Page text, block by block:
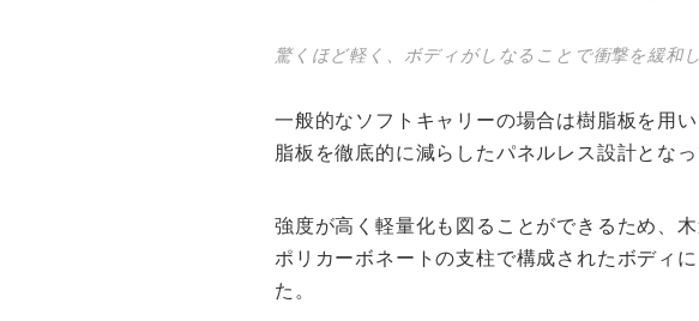
驚くほど軽く、ボディがしなることで衝撃を緩和
一般的なソフトキャリーの場合は樹脂板を用
脂板を徹底的に減らしたパネルレス設計となっ
強度が高く軽量化も図ることができるため、
ポリカーボネートの支柱で構成されたボディ
た。